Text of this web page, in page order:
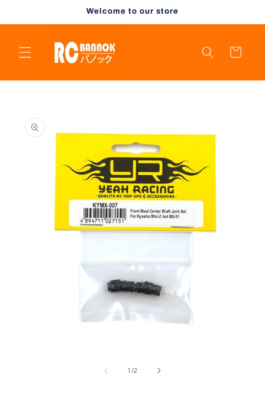
Welcome to our store
Cart
product
information
1 /of
2